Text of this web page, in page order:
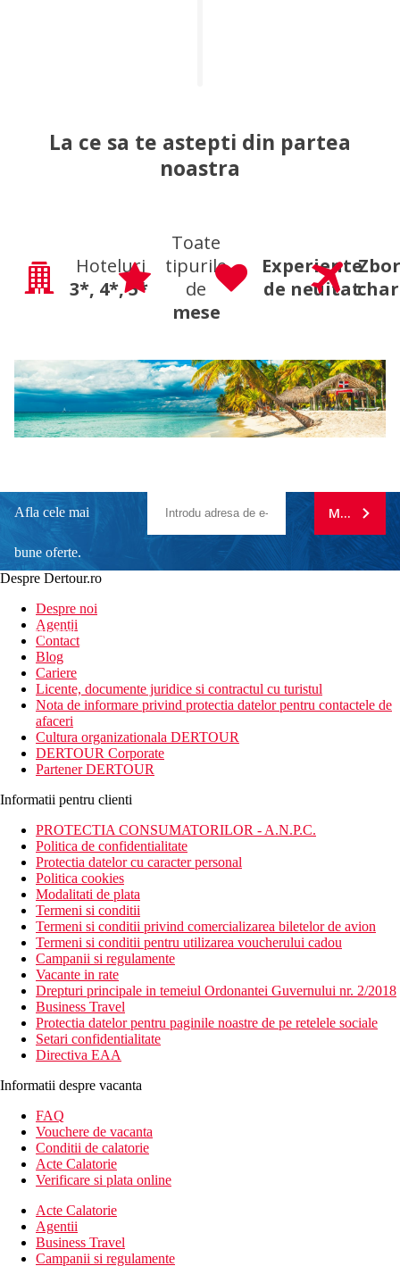
La ce sa te astepti din partea
noastra
Hoteluri
3*, 4*, 5*
Toate
tipurile
de
mese
Experiente
de neuitat
Afla cele mai
bune oferte.
newsletter!
MA
Despre Dertour.ro
Despre noi
Agentii
Contact
Blog
Cariere
Licente, documente juridice si contractul cu turistul
Nota de informare privind protectia datelor pentru contactele de
afaceri
Cultura organizationala DERTOUR
DERTOUR Corporate
Partener DERTOUR
Informatii pentru clienti
PROTECTIA CONSUMATORILOR - A.N.P.C.
Politica de confidentialitate
Protectia datelor cu caracter personal
Politica cookies
Modalitati de plata
Termeni si conditii
Termeni si conditii privind comercializarea biletelor de avion
Termeni si conditii pentru utilizarea voucherului cadou
Campanii si regulamente
Vacante in rate
Drepturi principale in temeiul Ordonantei Guvernului nr. 2/2018
Business Travel
Protectia datelor pentru paginile noastre de pe retelele sociale
Setari confidentialitate
Directiva EAA
Informatii despre vacanta
FAQ
Vouchere de vacanta
Conditii de calatorie
Acte Calatorie
Verificare si plata online
Acte Calatorie
Agentii
Business Travel
Campanii si regulamente